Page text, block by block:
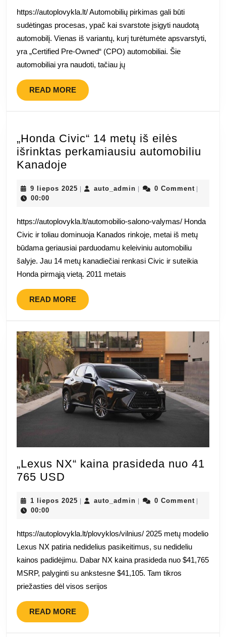
automobilis
ir
kokie
yra
CPO
automobilių
https://autoplovykla.lt/ Automobilių pirkimas gali būti
sudėtingas procesas, ypač kai svarstote įsigyti naudotą
automobilį. Vienas iš variantų, kurį turėtumėte apsvarstyti,
yra „Certified Pre-Owned“ (CPO) automobiliai. Šie
automobiliai yra naudoti, tačiau jų
READ MOREREAD
MORE
„Honda Civic“ 14 metų iš eilės
išrinktas perkamiausiu automobiliu
Kanadoje
14
iš
eilės
išrinktas
perkamiausiu
automobiliu
Kanadoje
9 liepos 2025 9
auto_admin auto_admin
0 Comment
00:00
https://autoplovykla.lt/automobilio-salono-valymas/ Honda
Civic ir toliau dominuoja Kanados rinkoje, metai iš metų
būdama geriausiai parduodamu keleiviniu automobiliu
šalyje. Jau 14 metų kanadiečiai renkasi Civic ir suteikia
Honda pirmąją vietą. 2011 metais
READ MOREREAD
MORE
„Lexus NX“ kaina prasideda nuo 41
765 USD
kaina
nuo
41
765
USD
1 liepos 2025 1| auto_admin auto_admin
| 0 Comment |
00:00
https://autoplovykla.lt/plovyklos/vilnius/ 2025 metų modelio
Lexus NX patiria nedidelius pasikeitimus, su nedideliu
kainos padidėjimu. Dabar NX kaina prasideda nuo $41,765
MSRP, palyginti su ankstesne $41,105. Tam tikros
priežasties dėl visos serijos
READ MOREREAD
MORE